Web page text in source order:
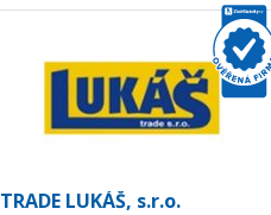
TRADE LUKÁŠ, s.r.o.